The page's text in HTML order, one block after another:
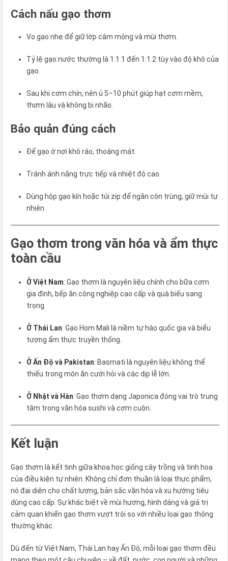
Cách nấu gạo thơm
Vo gạo nhẹ để giữ lớp cám mỏng và mùi thơm.
Tỷ lệ gạo:nước thường là 1:1.1 đến 1:1.2 tùy vào độ khô của
gạo.
Sau khi cơm chín, nên ủ 5–10 phút giúp hạt cơm mềm,
thơm lâu và không bị nhão.
Bảo quản đúng cách
Để gạo ở nơi khô ráo, thoáng mát.
Tránh ánh nắng trực tiếp và nhiệt độ cao.
Dùng hộp gạo kín hoặc túi zip để ngăn côn trùng, giữ mùi tự
nhiên.
Gạo thơm trong văn hóa và ẩm thực
toàn cầu
Ở Việt Nam: Gạo thơm là nguyên liệu chính cho bữa cơm
gia đình, bếp ăn công nghiệp cao cấp và quà biếu sang
trọng.
Ở Thái Lan: Gạo Hom Mali là niềm tự hào quốc gia và biểu
tượng ẩm thực truyền thống.
Ở Ấn Độ và Pakistan: Basmati là nguyên liệu không thể
thiếu trong món ăn cưới hỏi và các dịp lễ lớn.
Ở Nhật và Hàn: Gạo thơm dạng Japonica đóng vai trò trung
tâm trong văn hóa sushi và cơm cuộn.
Kết luận
Gạo thơm là kết tinh giữa khoa học giống cây trồng và tinh hoa
của điều kiện tự nhiên. Không chỉ đơn thuần là loại thực phẩm,
nó đại diện cho chất lượng, bản sắc văn hóa và xu hướng tiêu
dùng cao cấp. Sự khác biệt về mùi hương, hình dáng và giá trị
cảm quan khiến gạo thơm vượt trội so với nhiều loại gạo thông
thường khác.
Dù đến từ Việt Nam, Thái Lan hay Ấn Độ, mỗi loại gạo thơm đều